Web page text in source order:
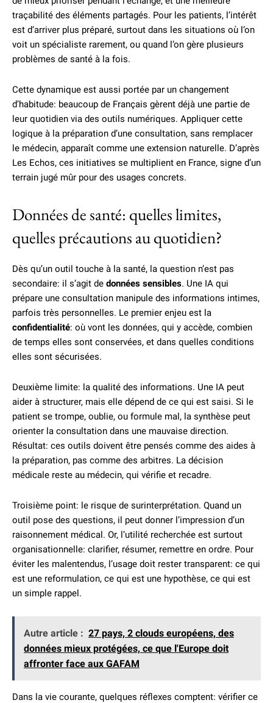
traçabilité des éléments partagés. Pour les patients, l’intérêt
est d’arriver plus préparé, surtout dans les situations où l’on
voit un spécialiste rarement, ou quand l’on gère plusieurs
problèmes de santé à la fois.
Cette dynamique est aussi portée par un changement
d’habitude: beaucoup de Français gèrent déjà une partie de
leur quotidien via des outils numériques. Appliquer cette
logique à la préparation d’une consultation, sans remplacer
le médecin, apparaît comme une extension naturelle. D’après
Les Echos, ces initiatives se multiplient en France, signe d’un
terrain jugé mûr pour des usages concrets.
Données de santé: quelles limites,
quelles précautions au quotidien?
Dès qu’un outil touche à la santé, la question n’est pas
secondaire: il s’agit de données sensibles. Une IA qui
prépare une consultation manipule des informations intimes,
parfois très personnelles. Le premier enjeu est la
confidentialité: où vont les données, qui y accède, combien
de temps elles sont conservées, et dans quelles conditions
elles sont sécurisées.
Deuxième limite: la qualité des informations. Une IA peut
aider à structurer, mais elle dépend de ce qui est saisi. Si le
patient se trompe, oublie, ou formule mal, la synthèse peut
orienter la consultation dans une mauvaise direction.
Résultat: ces outils doivent être pensés comme des aides à
la préparation, pas comme des arbitres. La décision
médicale reste au médecin, qui vérifie et recadre.
Troisième point: le risque de surinterprétation. Quand un
outil pose des questions, il peut donner l’impression d’un
raisonnement médical. Or, l’utilité recherchée est surtout
organisationnelle: clarifier, résumer, remettre en ordre. Pour
éviter les malentendus, l’usage doit rester transparent: ce qui
est une reformulation, ce qui est une hypothèse, ce qui est
un simple rappel.
Autre article : 27 pays, 2 clouds européens, des
données mieux protégées, ce que l'Europe doit
affronter face aux GAFAM
Dans la vie courante, quelques réflexes comptent: vérifier ce